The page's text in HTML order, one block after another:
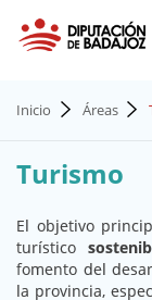
Inicio Áreas
Turismo
El objetivo
turístico
fomento del
la provincia,